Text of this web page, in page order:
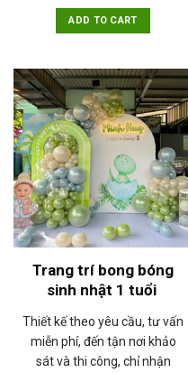
ADD TO CART
Trang trí bong bóng
sinh nhật 1 tuổi
Thiết kế theo yêu cầu, tư vấn
miễn phí, đến tận nơi khảo
sát và thi công, chỉ nhận